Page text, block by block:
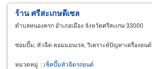
ร้าน ศรีสะเกษดีเซล
ตำบลหนองครก อำเภอเมือง จังหวัดศรีสะเกษ 33000
ซ่อมปั๊ม, หัวฉีด คอมมอนเรล, วิเคราะห์ปัญหาเครื่องยนต์
หมวดหมู่ : เช็คปั๊มหัวฉีดรถยนต์